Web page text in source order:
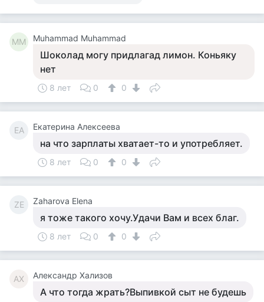
MM Muhammad Muhammad
Шоколад могу придлагад лимон. Коньяку
нет
8 лет 0 0
ЕА Екатерина Алексеева
на что зарплаты хватает-то и употребляет.
8 лет 0 0
ZE Zaharova Elena
я тоже такого хочу.Удачи Вам и всех благ.
8 лет 0 0
АХ Александр Хализов
А что тогда жрать?Выпивкой сыт не будешь